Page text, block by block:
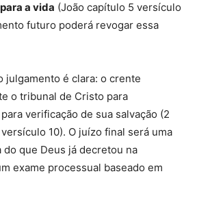
a vida (João capítulo 5 versículo
futuro poderá revogar essa
julgamento é clara: o crente
o tribunal de Cristo para
verificação de sua salvação (2
10). O juízo final será uma
que Deus já decretou na
exame processual baseado em